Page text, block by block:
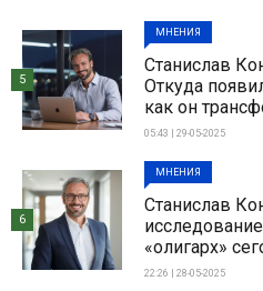
МНЕНИЯ
Станислав
Откуда
как он
05:43 | 29-05-2025
5
МНЕНИЯ
Станислав
«олигарх»
22:26 | 28-05-2025
6